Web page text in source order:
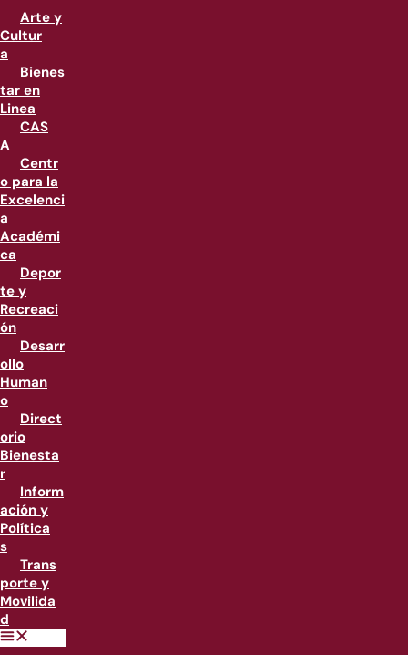
Arte y
Cultur
a
Bienes
tar en
Linea
CAS
A
Centr
o para la
Excelenci
a
Académi
ca
Depor
te y
Recreaci
ón
Desarr
ollo
Human
o
Direct
orio
Bienesta
r
Inform
ación y
Política
s
Trans
porte y
Movilida
d